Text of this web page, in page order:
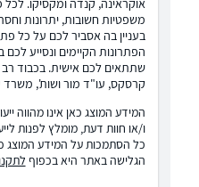
משפטיות חשובות, יתרונות
בעניין בה אסביר לכם על כל
הפתרונות הקיימים ונסייע
שתתאים לכם אישית. בכבוד
קרסקס, עו"ד מור ושות', משרד
המידע המוצג כאן אינו מהווה
ו/או חוות דעת, מומלץ לפנות
כל הסתמכות על המידע המוצג
הגלישה באתר היא בכפוף